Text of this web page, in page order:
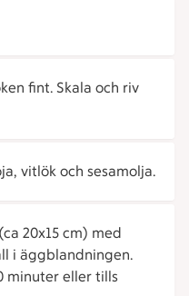
fint. Skala och riv
vitlök och sesamolja.
20x15 cm) med
i äggblandningen.
minuter eller tills